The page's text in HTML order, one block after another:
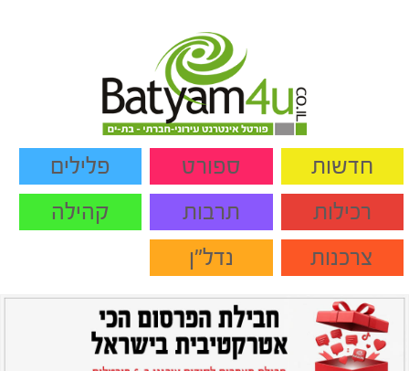
חדשות ספורט
פלילים
רכילות
תרבות
קהילה
צרכנות
נדל"ן